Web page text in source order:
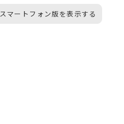
スマートフォン版を表示する